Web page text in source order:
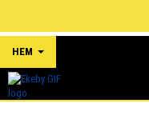
HEM